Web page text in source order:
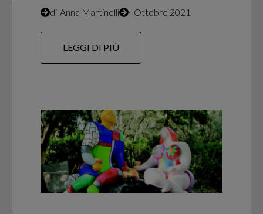
di Anna Martinelli ∙ Ottobre 2021
LEGGI DI PIÙ